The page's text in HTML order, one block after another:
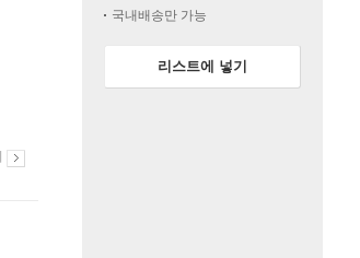
국내배송만 가능
리스트에 넣기